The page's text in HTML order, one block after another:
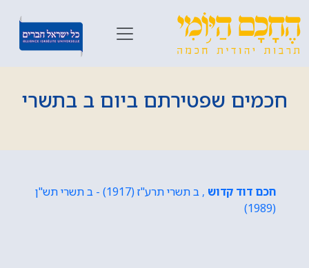
חכמים שפטירתם ביום ב בתשרי
חכם דוד קדוש
, ב תשרי תרע"ז (1917) - ב תשרי תש"ן
(1989)